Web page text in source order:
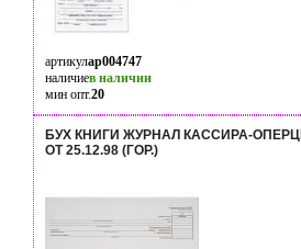
артикулap004747
наличиев наличии
мин опт.20
БУХ КНИГИ ЖУРНАЛ КАССИРА-
ОТ 25.12.98 (ГОР.)